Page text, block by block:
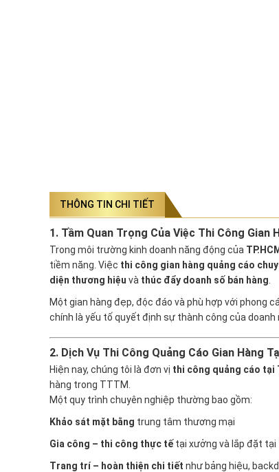
THÔNG TIN CHI TIẾT
1. Tầm Quan Trọng Của Việc Thi Công Gian
Trong môi trường kinh doanh năng động của TP.HCM
tiềm năng. Việc thi công gian hàng quảng cáo
diện thương hiệu và thúc đẩy doanh số bán hàng
Một gian hàng đẹp, độc đáo và phù hợp với phong
chính là yếu tố quyết định sự thành công của
2. Dịch Vụ Thi Công Quảng Cáo Gian Hàng
Hiện nay, chúng tôi là đơn vị thi công quảng cáo tại
hàng trong TTTM.
Một quy trình chuyên nghiệp thường bao gồm:
Khảo sát mặt bằng trung tâm thương mại
Gia công – thi công thực tế tại xưởng và lắp đặt tại
Trang trí – hoàn thiện chi tiết như bảng hiệu,